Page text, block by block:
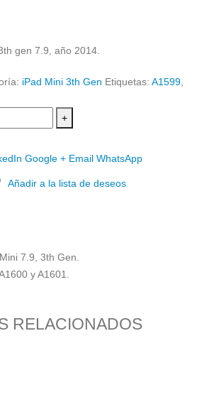
gen 7.9, año 2014.
iPad Mini 3th Gen Etiquetas: A1599
+
Google + Email WhatsApp
Añadir a la lista de deseos
7.9, 3th Gen.
y A1601.
RELACIONADOS